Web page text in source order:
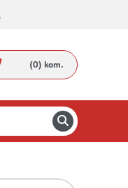
(0) kom.